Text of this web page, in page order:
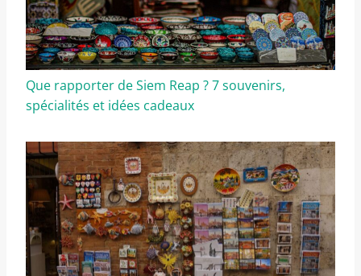
Que rapporter de Siem Reap ? 7 souvenirs,
spécialités et idées cadeaux